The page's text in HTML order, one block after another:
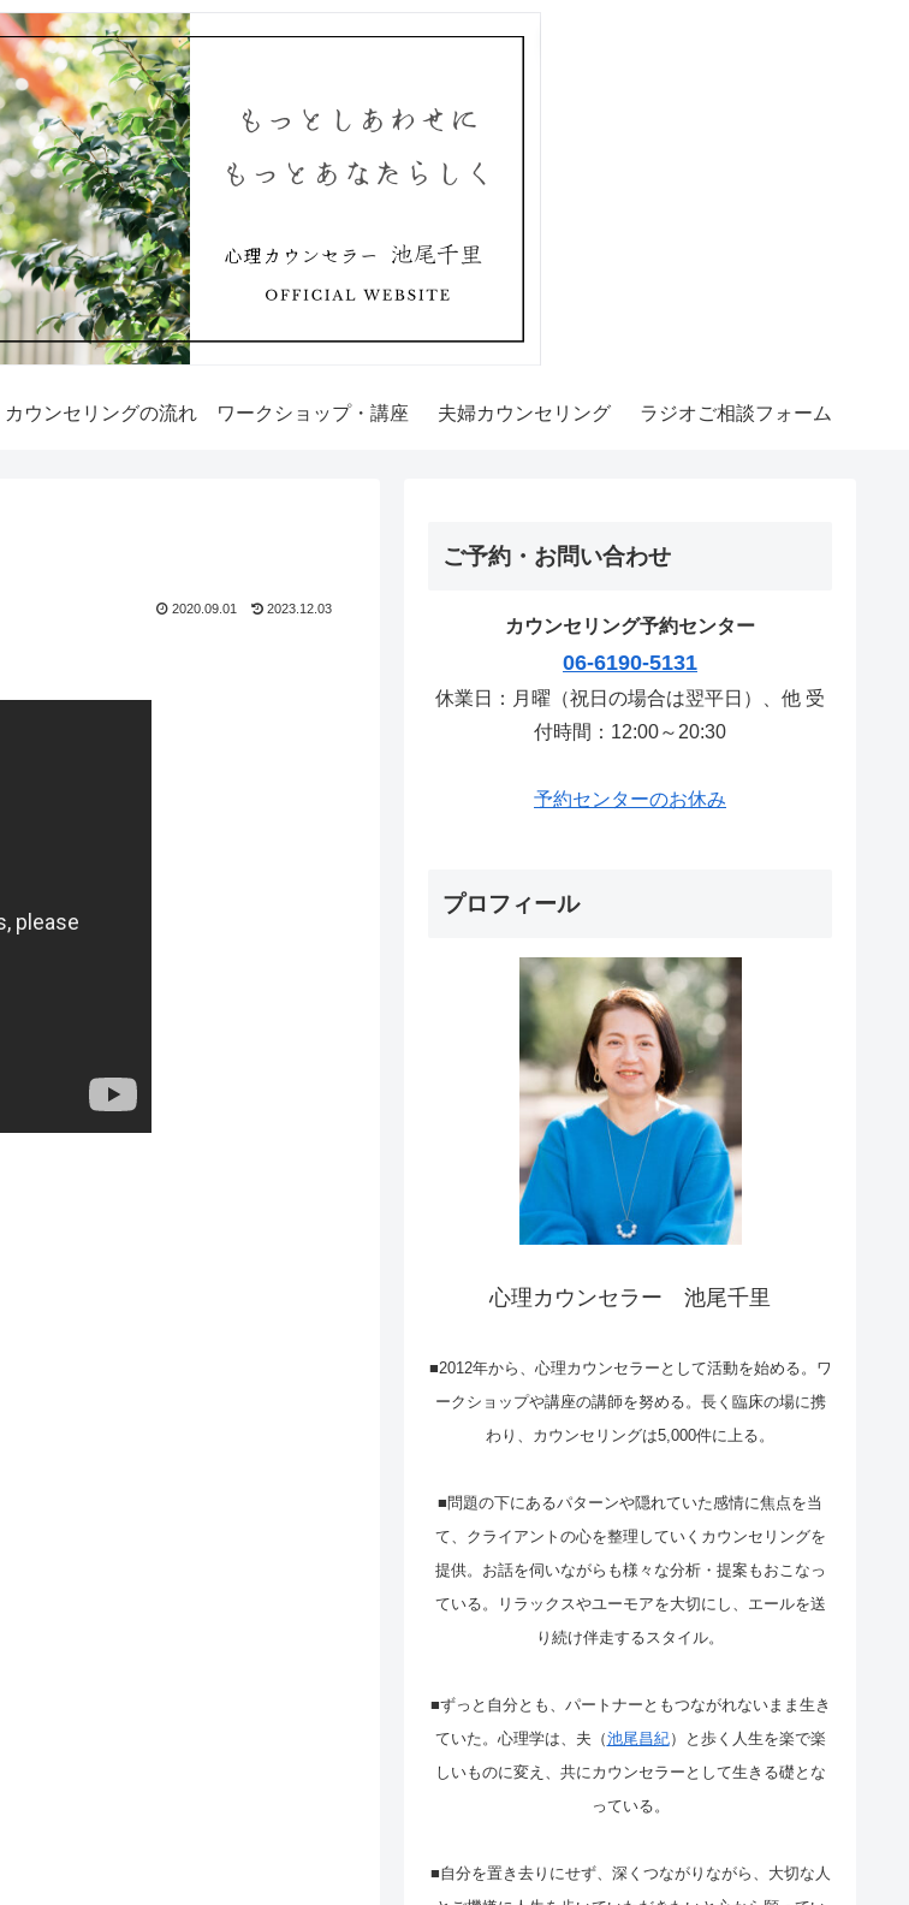
カウンセリングの流れ ワークショップ・講座 夫婦カウンセリング ラジオご相談フォーム
2020.09.01 2023.12.03
ご予約・お問い合わせ
カウンセリング予約センター
06-6190-5131
休業日：月曜（祝日の場合は翌平日）、他 受
付時間：12:00～20:30
予約センターのお休み
プロフィール
心理カウンセラー 池尾千里
■2012年から、心理カウンセラーとして活動を始める。ワ
ークショップや講座の講師を努める。長く臨床の場に携
わり、カウンセリングは5,000件に上る。
■問題の下にあるパターンや隠れていた感情に焦点を当
て、クライアントの心を整理していくカウンセリングを
提供。お話を伺いながらも様々な分析・提案もおこなっ
ている。リラックスやユーモアを大切にし、エールを送
り続け伴走するスタイル。
■ずっと自分とも、パートナーともつながれないまま生き
ていた。心理学は、夫（池尾昌紀）と歩く人生を楽で楽
しいものに変え、共にカウンセラーとして生きる礎とな
っている。
■自分を置き去りにせず、深くつながりながら、大切な人